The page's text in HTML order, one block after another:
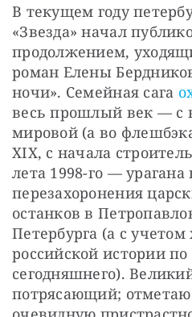
В текущем году
«Звезда» начал
продолжением,
роман Елены
ночи». Семейная сага
весь прошлый век — с
мировой (а во
XIX, с начала
лета 1998-го —
перезахоронения
останков в
Петербурга (а с
российской истории
сегодняшнего).
потрясающий;